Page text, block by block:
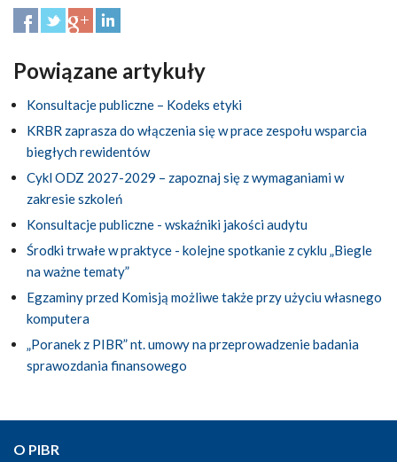
Powiązane artykuły
Konsultacje publiczne – Kodeks etyki
KRBR zaprasza do włączenia się w prace zespołu wsparcia
biegłych rewidentów
Cykl ODZ 2027-2029 – zapoznaj się z wymaganiami w
zakresie szkoleń
Konsultacje publiczne - wskaźniki jakości audytu
Środki trwałe w praktyce - kolejne spotkanie z cyklu „Biegle
na ważne tematy”
Egzaminy przed Komisją możliwe także przy użyciu własnego
komputera
„Poranek z PIBR” nt. umowy na przeprowadzenie badania
sprawozdania finansowego
O PIBR